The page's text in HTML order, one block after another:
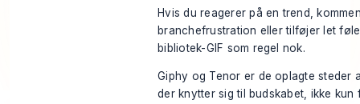
Hvis du reagerer på en trend,
branchefrustration eller tilføjer let
bibliotek-GIF som regel nok.
Giphy og Tenor er de oplagte steder
der knytter sig til budskabet, ikke kun